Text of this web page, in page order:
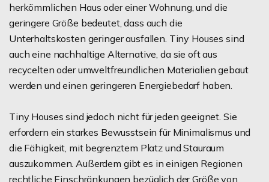
herkömmlichen Haus oder einer Wohnung, und die
geringere Größe bedeutet, dass auch die
Unterhaltskosten geringer ausfallen. Tiny Houses sind
auch eine nachhaltige Alternative, da sie oft aus
recycelten oder umweltfreundlichen Materialien gebaut
werden und einen geringeren Energiebedarf haben.
Tiny Houses sind jedoch nicht für jeden geeignet. Sie
erfordern ein starkes Bewusstsein für Minimalismus und
die Fähigkeit, mit begrenztem Platz und Stauraum
auszukommen. Außerdem gibt es in einigen Regionen
rechtliche Einschränkungen bezüglich der Größe von